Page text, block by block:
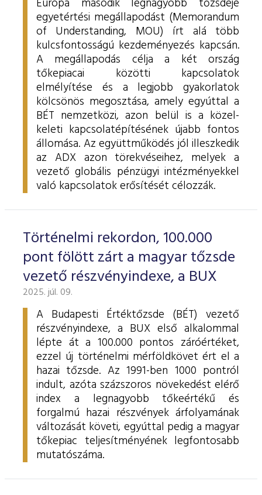
Európa második legnagyobb tőzsdéje
egyetértési megállapodást (Memorandum
of Understanding, MOU) írt alá több
kulcsfontosságú kezdeményezés kapcsán.
A megállapodás célja a két ország
tőkepiacai közötti kapcsolatok
elmélyítése és a legjobb gyakorlatok
kölcsönös megosztása, amely egyúttal a
BÉT nemzetközi, azon belül is a közel-
keleti kapcsolatépítésének újabb fontos
állomása. Az együttműködés jól illeszkedik
az ADX azon törekvéseihez, melyek a
vezető globális pénzügyi intézményekkel
való kapcsolatok erősítését célozzák.
Történelmi rekordon, 100.000
pont fölött zárt a magyar tőzsde
vezető részvényindexe, a BUX
2025. júl. 09.
A Budapesti Értéktőzsde (BÉT) vezető
részvényindexe, a BUX első alkalommal
lépte át a 100.000 pontos záróértéket,
ezzel új történelmi mérföldkövet ért el a
hazai tőzsde. Az 1991-ben 1000 pontról
indult, azóta százszoros növekedést elérő
index a legnagyobb tőkeértékű és
forgalmú hazai részvények árfolyamának
változását követi, egyúttal pedig a magyar
tőkepiac teljesítményének legfontosabb
mutatószáma.